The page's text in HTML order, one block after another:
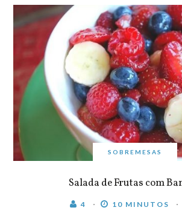
SOBREMESAS
Salada de Frutas com
4 10 MINUTOS